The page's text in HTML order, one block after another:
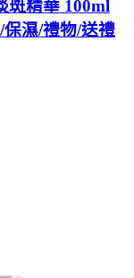
斑精華 100ml
濕/禮物/送禮